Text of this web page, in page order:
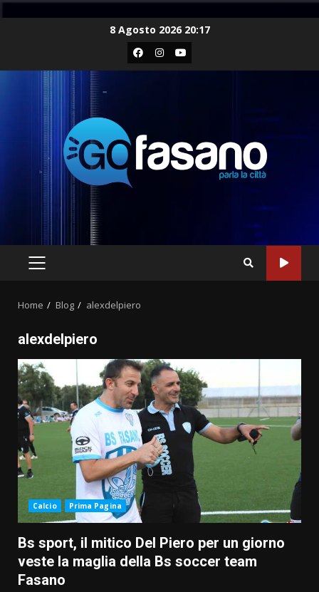
8 Agosto 2026 20:17
Facebook
Instagram
Youtube
PRIMARY
Home Blog alexdelpiero
alexdelpiero
Calcio Prima Pagina
Bs sport, il mitico Del Piero per un giorno
veste la maglia della Bs soccer team
Fasano